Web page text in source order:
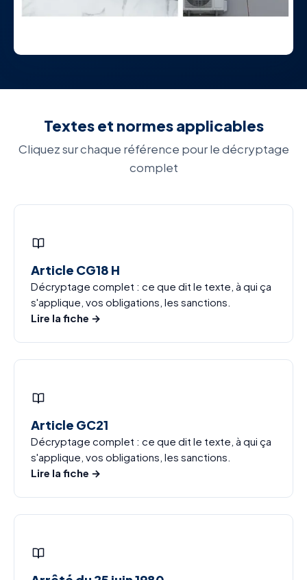
Textes et normes applicables
Cliquez sur chaque référence pour le décryptage
complet
Article CG18 H
Décryptage complet : ce que dit le texte, à qui ça
s'applique, vos obligations, les sanctions.
Lire la fiche →
Article GC21
Décryptage complet : ce que dit le texte, à qui ça
s'applique, vos obligations, les sanctions.
Lire la fiche →